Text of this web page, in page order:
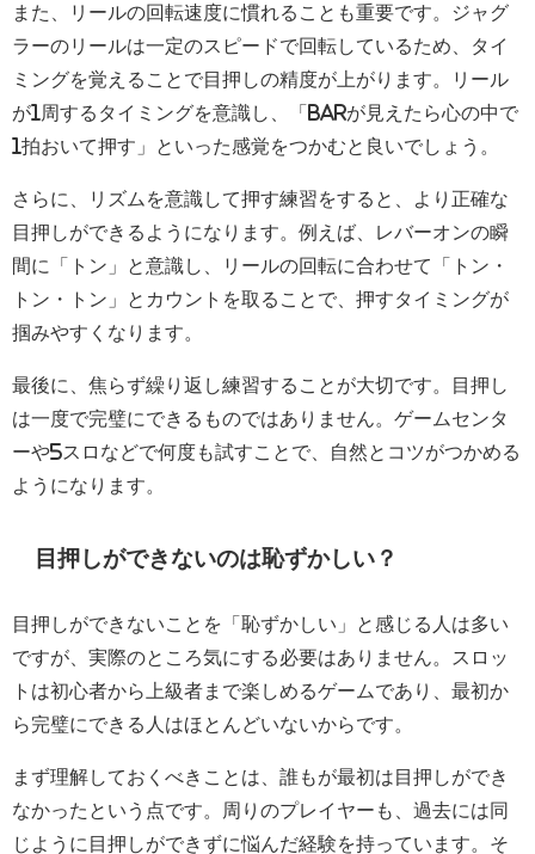
また、リールの回転速度に慣れることも重要です。ジャグ
ラーのリールは一定のスピードで回転しているため、タイ
ミングを覚えることで目押しの精度が上がります。リール
が1周するタイミングを意識し、「BARが見えたら心の中で
1拍おいて押す」といった感覚をつかむと良いでしょう。
さらに、リズムを意識して押す練習をすると、より正確な
目押しができるようになります。例えば、レバーオンの瞬
間に「トン」と意識し、リールの回転に合わせて「トン・
トン・トン」とカウントを取ることで、押すタイミングが
掴みやすくなります。
最後に、焦らず繰り返し練習することが大切です。目押し
は一度で完璧にできるものではありません。ゲームセンタ
ーや5スロなどで何度も試すことで、自然とコツがつかめる
ようになります。
目押しができないのは恥ずかしい？
目押しができないことを「恥ずかしい」と感じる人は多い
ですが、実際のところ気にする必要はありません。スロッ
トは初心者から上級者まで楽しめるゲームであり、最初か
ら完璧にできる人はほとんどいないからです。
まず理解しておくべきことは、誰もが最初は目押しができ
なかったという点です。周りのプレイヤーも、過去には同
じように目押しができずに悩んだ経験を持っています。そ